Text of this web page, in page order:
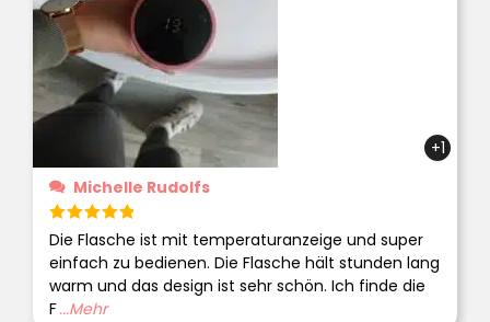
+1
Michelle Rudolfs
Bewertet
mit5 von 5
Die Flasche ist mit temperaturanzeige und super
einfach zu bedienen. Die Flasche hält stunden lang
warm und das design ist sehr schön. Ich finde die
F...Mehr